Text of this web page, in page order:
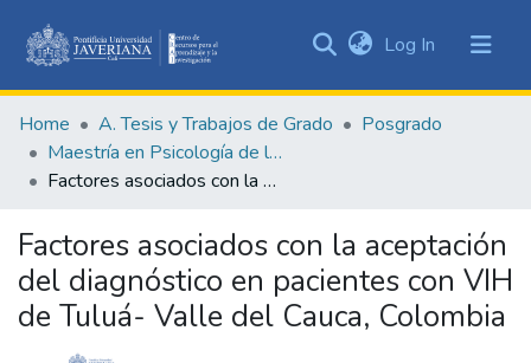
&
Collections
Statistics
Log In (current)
Home A. Tesis y Trabajos de Grado
Posgrado
Maestría en Psicología de la Salud
Factores asociados con la aceptación del diagnóstico en pacientes con VIH de Tuluá- Valle del Cauca, Colombia
Factores asociados con la aceptación
del diagnóstico en pacientes con VIH
de Tuluá- Valle del Cauca, Colombia